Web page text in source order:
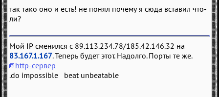
так тако оно и есть! не понял почему я сюда вставил что-
ли?
Мой IP сменился с 89.113.234.78/185.42.146.32 на
83.167.1.167. Теперь будет этот. Надолго. Порты те же.
http-сервер
.do impossible beat unbeatable